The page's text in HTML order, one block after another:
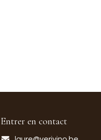
Entrer en contact